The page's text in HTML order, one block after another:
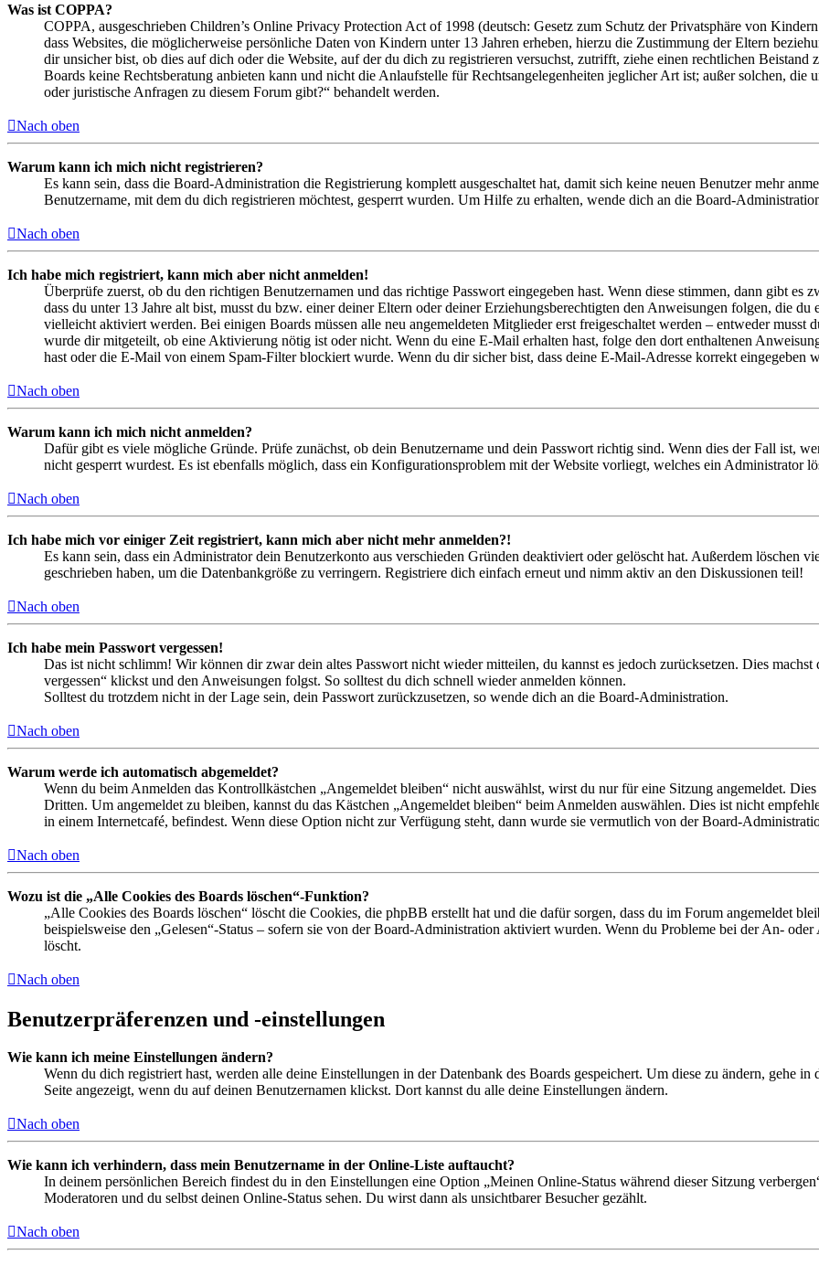
Was ist COPPA?
COPPA, ausgeschrieben Children’s Online Privacy Protection Act of 1998 (deutsch: Gesetz zum Schutz der Privatsphäre von
dass Websites, die möglicherweise persönliche Daten von Kindern unter 13 Jahren erheben, hierzu die Zustimmung der Eltern
dir unsicher bist, ob dies auf dich oder die Website, auf der du dich zu registrieren versuchst, zutrifft, ziehe einen rechtlichen
Boards keine Rechtsberatung anbieten kann und nicht die Anlaufstelle für Rechtsangelegenheiten jeglicher Art ist; außer solchen,
oder juristische Anfragen zu diesem Forum gibt?“ behandelt werden.
Nach oben
Warum kann ich mich nicht registrieren?
Es kann sein, dass die Board-Administration die Registrierung komplett ausgeschaltet hat, damit sich keine neuen Benutzer mehr
Benutzername, mit dem du dich registrieren möchtest, gesperrt wurden. Um Hilfe zu erhalten, wende dich an die Board-
Nach oben
Ich habe mich registriert, kann mich aber nicht anmelden!
Überprüfe zuerst, ob du den richtigen Benutzernamen und das richtige Passwort eingegeben hast. Wenn diese stimmen, dann gibt es
dass du unter 13 Jahre alt bist, musst du bzw. einer deiner Eltern oder deiner Erziehungsberechtigten den Anweisungen folgen, die
vielleicht aktiviert werden. Bei einigen Boards müssen alle neu angemeldeten Mitglieder erst freigeschaltet werden – entweder musst
wurde dir mitgeteilt, ob eine Aktivierung nötig ist oder nicht. Wenn du eine E-Mail erhalten hast, folge den dort enthaltenen
hast oder die E-Mail von einem Spam-Filter blockiert wurde. Wenn du dir sicher bist, dass deine E-Mail-Adresse korrekt eingegeben
Nach oben
Warum kann ich mich nicht anmelden?
Dafür gibt es viele mögliche Gründe. Prüfe zunächst, ob dein Benutzername und dein Passwort richtig sind. Wenn dies der Fall ist,
nicht gesperrt wurdest. Es ist ebenfalls möglich, dass ein Konfigurationsproblem mit der Website vorliegt, welches ein Administrator
Nach oben
Ich habe mich vor einiger Zeit registriert, kann mich aber nicht mehr anmelden?!
Es kann sein, dass ein Administrator dein Benutzerkonto aus verschieden Gründen deaktiviert oder gelöscht hat. Außerdem löschen
geschrieben haben, um die Datenbankgröße zu verringern. Registriere dich einfach erneut und nimm aktiv an den Diskussionen teil!
Nach oben
Ich habe mein Passwort vergessen!
Das ist nicht schlimm! Wir können dir zwar dein altes Passwort nicht wieder mitteilen, du kannst es jedoch zurücksetzen. Dies
vergessen“ klickst und den Anweisungen folgst. So solltest du dich schnell wieder anmelden können.
Solltest du trotzdem nicht in der Lage sein, dein Passwort zurückzusetzen, so wende dich an die Board-Administration.
Nach oben
Warum werde ich automatisch abgemeldet?
Wenn du beim Anmelden das Kontrollkästchen „Angemeldet bleiben“ nicht auswählst, wirst du nur für eine Sitzung angemeldet.
Dritten. Um angemeldet zu bleiben, kannst du das Kästchen „Angemeldet bleiben“ beim Anmelden auswählen. Dies ist nicht
in einem Internetcafé, befindest. Wenn diese Option nicht zur Verfügung steht, dann wurde sie vermutlich von der Board-
Nach oben
Wozu ist die „Alle Cookies des Boards löschen“-Funktion?
„Alle Cookies des Boards löschen“ löscht die Cookies, die phpBB erstellt hat und die dafür sorgen, dass du im Forum angemeldet
beispielsweise den „Gelesen“-Status – sofern sie von der Board-Administration aktiviert wurden. Wenn du Probleme bei der An-
löscht.
Nach oben
Benutzerpräferenzen und -einstellungen
Wie kann ich meine Einstellungen ändern?
Wenn du dich registriert hast, werden alle deine Einstellungen in der Datenbank des Boards gespeichert. Um diese zu ändern, gehe
Seite angezeigt, wenn du auf deinen Benutzernamen klickst. Dort kannst du alle deine Einstellungen ändern.
Nach oben
Wie kann ich verhindern, dass mein Benutzername in der Online-Liste auftaucht?
In deinem persönlichen Bereich findest du in den Einstellungen eine Option „Meinen Online-Status während dieser Sitzung
Moderatoren und du selbst deinen Online-Status sehen. Du wirst dann als unsichtbarer Besucher gezählt.
Nach oben